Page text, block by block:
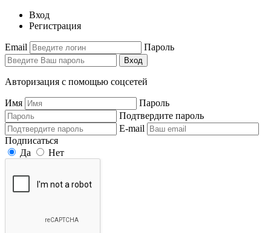
Вход
Регистрация
Email Пароль
Вход
Авторизация с помощью соцсетей
Имя
Пароль
Подтвердите пароль
E-mail
Подписаться
Да
Нет